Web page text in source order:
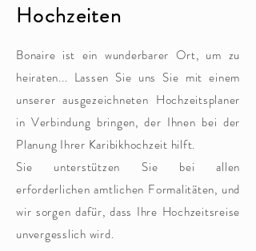
Hochzeiten
Bonaire ist ein wunderbarer Ort, um zu
heiraten... Lassen Sie uns Sie mit einem
unserer ausgezeichneten Hochzeitsplaner
in Verbindung bringen, der Ihnen bei der
Planung Ihrer Karibikhochzeit hilft.
Sie unterstützen Sie bei allen
erforderlichen amtlichen Formalitäten, und
wir sorgen dafür, dass Ihre Hochzeitsreise
unvergesslich wird.